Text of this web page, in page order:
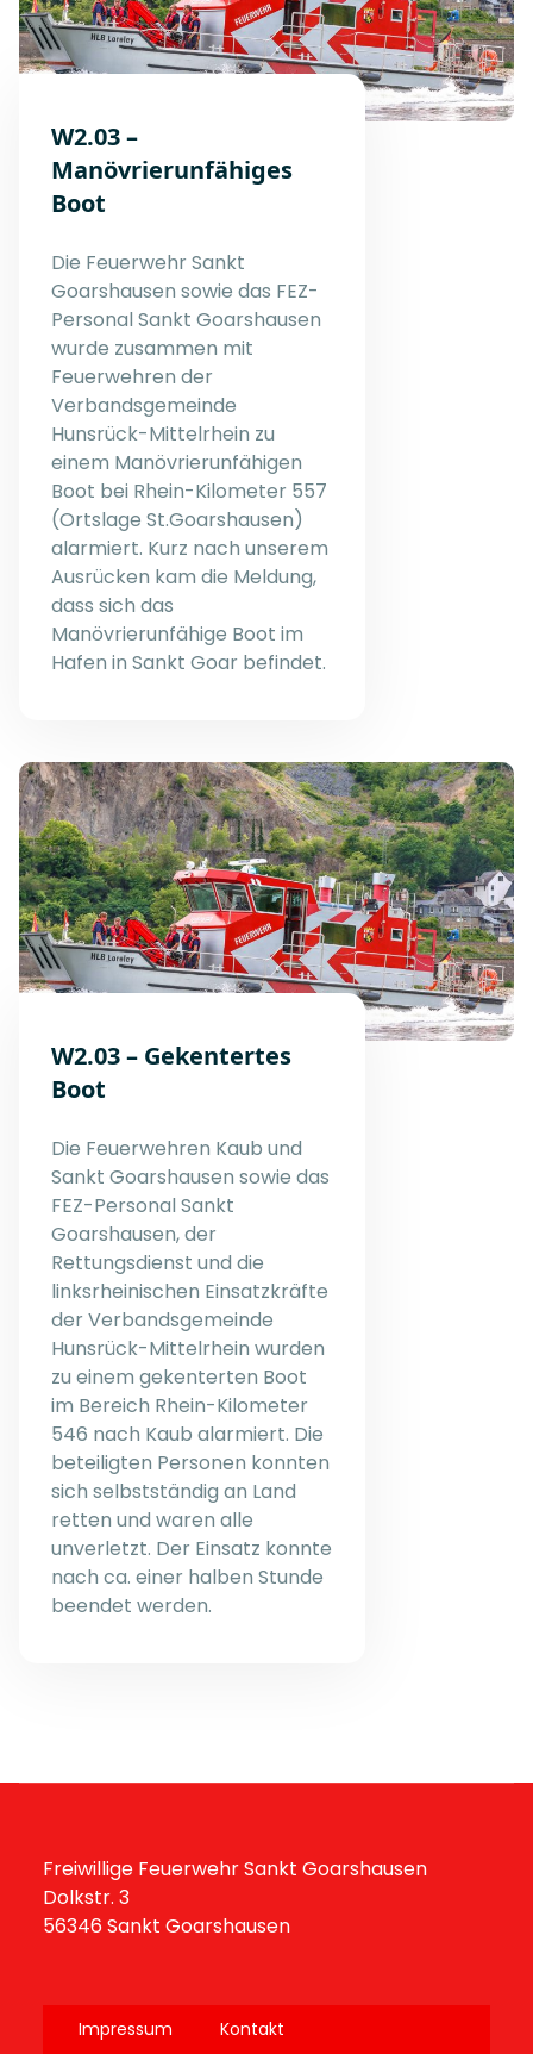
W2.03 –
Manövrierunfähiges
Boot
Die Feuerwehr Sankt
Goarshausen sowie das FEZ-
Personal Sankt Goarshausen
wurde zusammen mit
Feuerwehren der
Verbandsgemeinde
Hunsrück-Mittelrhein zu
einem Manövrierunfähigen
Boot bei Rhein-Kilometer 557
(Ortslage St.Goarshausen)
alarmiert. Kurz nach unserem
Ausrücken kam die Meldung,
dass sich das
Manövrierunfähige Boot im
Hafen in Sankt Goar befindet.
W2.03 – Gekentertes
Boot
Die Feuerwehren Kaub und
Sankt Goarshausen sowie das
FEZ-Personal Sankt
Goarshausen, der
Rettungsdienst und die
linksrheinischen Einsatzkräfte
der Verbandsgemeinde
Hunsrück-Mittelrhein wurden
zu einem gekenterten Boot
im Bereich Rhein-Kilometer
546 nach Kaub alarmiert. Die
beteiligten Personen konnten
sich selbstständig an Land
retten und waren alle
unverletzt. Der Einsatz konnte
nach ca. einer halben Stunde
beendet werden.
Freiwillige Feuerwehr Sankt Goarshausen
Dolkstr. 3
56346 Sankt Goarshausen
Impressum Kontakt